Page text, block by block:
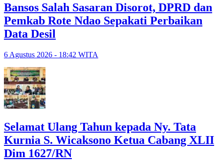
Bansos Salah Sasaran Disorot, DPRD dan
Pemkab Rote Ndao Sepakati Perbaikan
Data Desil
6 Agustus 2026 - 18:42 WITA
Selamat Ulang Tahun kepada Ny. Tata
Kurnia S. Wicaksono Ketua Cabang XLII
Dim 1627/RN